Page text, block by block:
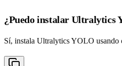
¿Puedo instalar Ultralytics
Sí, instala Ultralytics YOLO usando